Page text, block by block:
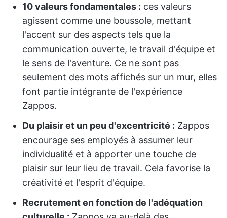
10 valeurs fondamentales : ces valeurs
agissent comme une boussole, mettant
l'accent sur des aspects tels que la
communication ouverte, le travail d'équipe et
le sens de l'aventure. Ce ne sont pas
seulement des mots affichés sur un mur, elles
font partie intégrante de l'expérience
Zappos.
Du plaisir et un peu d'excentricité : Zappos
encourage ses employés à assumer leur
individualité et à apporter une touche de
plaisir sur leur lieu de travail. Cela favorise la
créativité et l'esprit d'équipe.
Recrutement en fonction de l'adéquation